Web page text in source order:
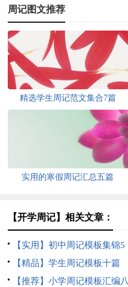
周记图文推荐
精选学生周记范文集合7篇
实用的寒假周记汇总五篇
【开学周记】相关文章：
【实用】初中周记模板集锦5
篇 【精品】学生周记模板十篇
【推荐】小学周记模板汇编八